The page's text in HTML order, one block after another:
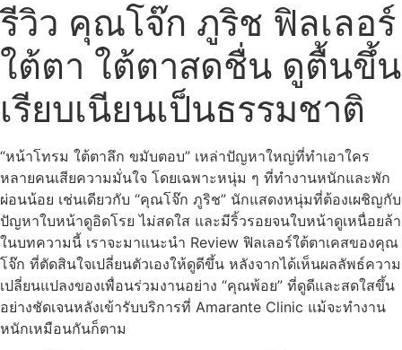
รีวิว คุณโจ๊ก ภูริช ฟิลเลอร์
ใต้ตา ใต้ตาสดชื่น ดูตื้นขึ้น
เรียบเนียนเป็นธรรมชาติ
“หน้าโทรม ใต้ตาลึก ขมับตอบ” เหล่าปัญหาใหญ่ที่ทำเอาใคร
หลายคนเสียความมั่นใจ โดยเฉพาะหนุ่ม ๆ ที่ทำงานหนักและพัก
ผ่อนน้อย เช่นเดียวกับ “คุณโจ๊ก ภูริช” นักแสดงหนุ่มที่ต้องเผชิญกับ
ปัญหาใบหน้าดูอิดโรย ไม่สดใส และมีริ้วรอยจนใบหน้าดูเหนื่อยล้า
ในบทความนี้ เราจะมาแนะนำ Review ฟิลเลอร์ใต้ตาเคสของคุณ
โจ๊ก ที่ตัดสินใจเปลี่ยนตัวเองให้ดูดีขึ้น หลังจากได้เห็นผลลัพธ์ความ
เปลี่ยนแปลงของเพื่อนร่วมงานอย่าง “คุณพ้อย” ที่ดูดีและสดใสขึ้น
อย่างชัดเจนหลังเข้ารับบริการที่ Amarante Clinic แม้จะทำงาน
หนักเหมือนกันก็ตาม